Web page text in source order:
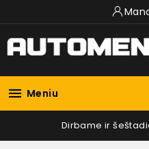
 Meniu
Dirbame ir